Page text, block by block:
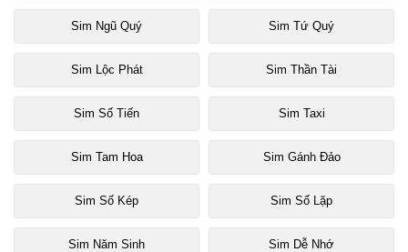
Sim Ngũ Quý Sim Tứ Quý
Sim Lộc Phát Sim Thần Tài
Sim Số Tiến Sim Taxi
Sim Tam Hoa Sim Gánh Đảo
Sim Số Kép Sim Số Lặp
Sim Năm Sinh Sim Dễ Nhớ